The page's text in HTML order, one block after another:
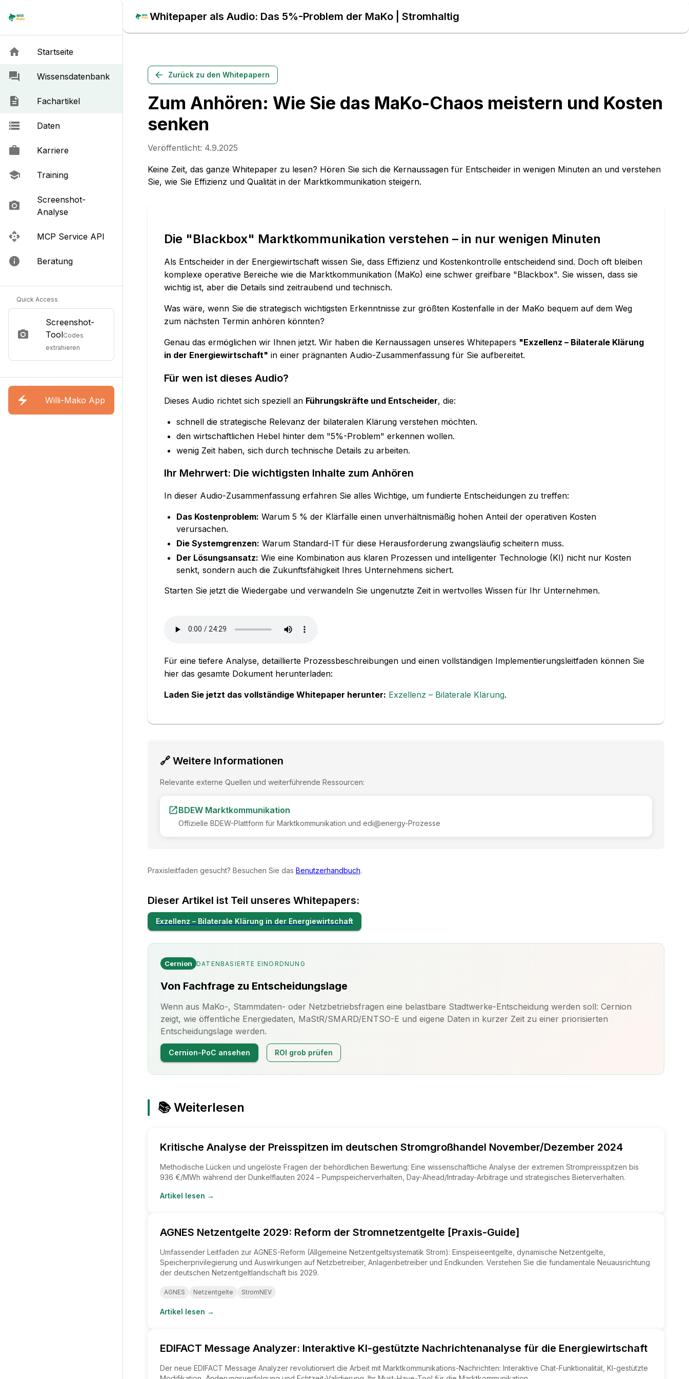
Whitepaper als Audio: Das 5%-Problem der MaKo | Stromhaltig
Startseite
Wissensdatenbank
Fachartikel
Daten
Karriere
Training
Screenshot-
Analyse
MCP Service API
Beratung
Quick Access
Screenshot-
ToolCodes
extrahieren
Willi-Mako App
Zurück zu den Whitepapern
Zum Anhören: Wie Sie das MaKo-Chaos meistern und Kosten
senken
Veröffentlicht: 4.9.2025
Keine Zeit, das ganze Whitepaper zu lesen? Hören Sie sich die Kernaussagen für Entscheider in wenigen Minuten an und verstehen
Sie, wie Sie Effizienz und Qualität in der Marktkommunikation steigern.
Die "Blackbox" Marktkommunikation verstehen – in nur wenigen Minuten
Als Entscheider in der Energiewirtschaft wissen Sie, dass Effizienz und Kostenkontrolle entscheidend sind. Doch oft bleiben
komplexe operative Bereiche wie die Marktkommunikation (MaKo) eine schwer greifbare "Blackbox". Sie wissen, dass sie
wichtig ist, aber die Details sind zeitraubend und technisch.
Was wäre, wenn Sie die strategisch wichtigsten Erkenntnisse zur größten Kostenfalle in der MaKo bequem auf dem Weg
zum nächsten Termin anhören könnten?
Genau das ermöglichen wir Ihnen jetzt. Wir haben die Kernaussagen unseres Whitepapers "Exzellenz – Bilaterale Klärung
in der Energiewirtschaft" in einer prägnanten Audio-Zusammenfassung für Sie aufbereitet.
Für wen ist dieses Audio?
Dieses Audio richtet sich speziell an Führungskräfte und Entscheider, die:
schnell die strategische Relevanz der bilateralen Klärung verstehen möchten.
den wirtschaftlichen Hebel hinter dem "5%-Problem" erkennen wollen.
wenig Zeit haben, sich durch technische Details zu arbeiten.
Ihr Mehrwert: Die wichtigsten Inhalte zum Anhören
In dieser Audio-Zusammenfassung erfahren Sie alles Wichtige, um fundierte Entscheidungen zu treffen:
Das Kostenproblem: Warum 5 % der Klärfälle einen unverhältnismäßig hohen Anteil der operativen Kosten
verursachen.
Die Systemgrenzen: Warum Standard-IT für diese Herausforderung zwangsläufig scheitern muss.
Der Lösungsansatz: Wie eine Kombination aus klaren Prozessen und intelligenter Technologie (KI) nicht nur Kosten
senkt, sondern auch die Zukunftsfähigkeit Ihres Unternehmens sichert.
Starten Sie jetzt die Wiedergabe und verwandeln Sie ungenutzte Zeit in wertvolles Wissen für Ihr Unternehmen.
Für eine tiefere Analyse, detaillierte Prozessbeschreibungen und einen vollständigen Implementierungsleitfaden können Sie
hier das gesamte Dokument herunterladen:
Laden Sie jetzt das vollständige Whitepaper herunter: Exzellenz – Bilaterale Klärung.
🔗 Weitere Informationen
Relevante externe Quellen und weiterführende Ressourcen:
BDEW Marktkommunikation
Offizielle BDEW-Plattform für Marktkommunikation und edi@energy-Prozesse
Praxisleitfaden gesucht? Besuchen Sie das Benutzerhandbuch.
Dieser Artikel ist Teil unseres Whitepapers:
Exzellenz – Bilaterale Klärung in der Energiewirtschaft
Cernion DATENBASIERTE EINORDNUNG
Von Fachfrage zu Entscheidungslage
Wenn aus MaKo-, Stammdaten- oder Netzbetriebsfragen eine belastbare Stadtwerke-Entscheidung werden soll: Cernion
zeigt, wie öffentliche Energiedaten, MaStR/SMARD/ENTSO-E und eigene Daten in kurzer Zeit zu einer priorisierten
Entscheidungslage werden.
Cernion-PoC ansehen ROI grob prüfen
📚 Weiterlesen
Kritische Analyse der Preisspitzen im deutschen Stromgroßhandel November/Dezember 2024
Methodische Lücken und ungelöste Fragen der behördlichen Bewertung: Eine wissenschaftliche Analyse der extremen Strompreisspitzen bis
936 €/MWh während der Dunkelflauten 2024 – Pumpspeicherverhalten, Day-Ahead/Intraday-Arbitrage und strategisches Bieterverhalten.
Artikel lesen →
AGNES Netzentgelte 2029: Reform der Stromnetzentgelte [Praxis-Guide]
Umfassender Leitfaden zur AGNES-Reform (Allgemeine Netzentgeltsystematik Strom): Einspeiseentgelte, dynamische Netzentgelte,
Speicherprivilegierung und Auswirkungen auf Netzbetreiber, Anlagenbetreiber und Endkunden. Verstehen Sie die fundamentale Neuausrichtung
der deutschen Netzentgeltlandschaft bis 2029.
AGNES Netzentgelte StromNEV
Artikel lesen →
EDIFACT Message Analyzer: Interaktive KI-gestützte Nachrichtenanalyse für die Energiewirtschaft
Der neue EDIFACT Message Analyzer revolutioniert die Arbeit mit Marktkommunikations-Nachrichten: Interaktive Chat-Funktionalität, KI-gestützte